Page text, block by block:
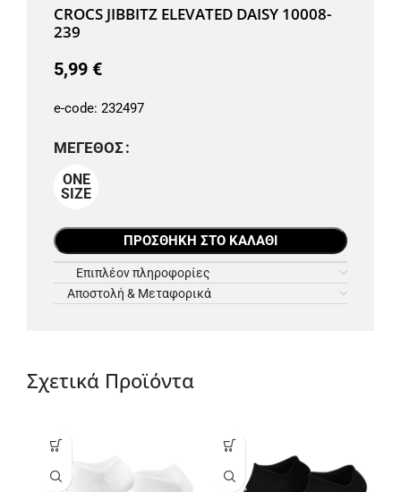
CROCS JIBBITZ ELEVATED DAISY 10008-
239
5,99 €
e-code: 232497
ΜΈΓΕΘΟΣ
ONE
SIZE
ΠΡΟΣΘΉΚΗ ΣΤΟ ΚΑΛΆΘΙ
Επιπλέον πληροφορίες
Αποστολή & Μεταφορικά
Σχετικά Προϊόντα